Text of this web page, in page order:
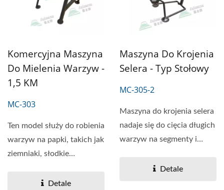
Komercyjna Maszyna
Do Mielenia Warzyw -
1,5 KM
MC-303
Ten model służy do robienia
warzyw na papki, takich jak
ziemniaki, słodkie
Detale
Maszyna Do Krojenia
Selera - Typ Stołowy
MC-305-2
Maszyna do krojenia selera
nadaje się do cięcia długich
warzyw na segmenty i
Detale